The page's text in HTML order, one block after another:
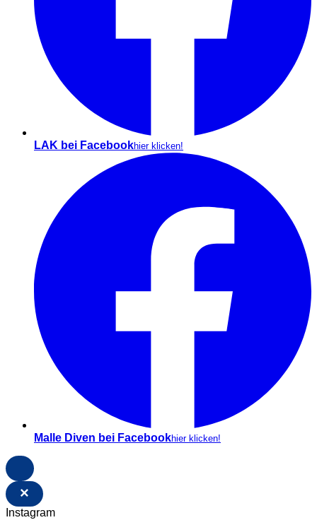
LAK bei Facebookhier klicken!
Malle Diven bei Facebookhier klicken!
×
Instagram